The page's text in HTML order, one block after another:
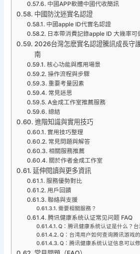
中國APP軟體中國代收簡訊
中國防沈迷實名認證
中國apple ID代實名認證
日本帶消費記錄apple ID 大幾率可
2026台灣怎麽實名認證騰訊成長守
南
核心功能與應用場景
操作流程與步驟
重要考量因素
常見迷思
A金成工作室推薦服務
總結
進階知識與實用技巧
實用技巧整理
常見問題與解答
相關服務推薦
關於作者金成工作室
延伸閱讀與更多資訊
服務優勢對比
用戶回饋
聯絡與支援
需要相關服務？
腾讯健康系统认证常见问题 FAQ
Q：腾讯健康系统认证是什么？台
Q：台湾用户如何查询腾讯游戏
Q：腾讯健康系统认证信息可以